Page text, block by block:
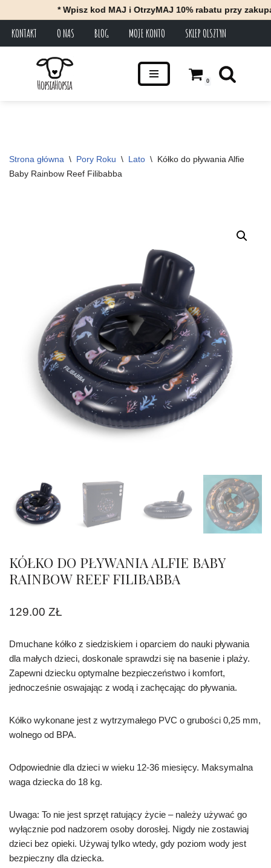
* Wpisz kod MAJ i OtrzyMAJ 10% rabatu przy
KONTAKT O NAS BLOG MOJE KONTO SKLEP OLSZTYN
0
Strona główna \ Pory Roku \ Lato \ Kółko do pływania Alfie
Baby Rainbow Reef Filibabba
KÓŁKO DO PŁYWANIA ALFIE BABY
RAINBOW REEF FILIBABBA
129.00 ZŁ
Dmuchane kółko z siedziskiem i oparciem do nauki pływania
dla małych dzieci, doskonale sprawdzi się na basenie i plaży.
Zapewni dziecku optymalne bezpieczeństwo i komfort,
jednocześnie oswajając z wodą i zachęcając do pływania.
Kółko wykonane jest z wytrzymałego PVC o grubości 0,25 mm,
wolnego od BPA.
Odpowiednie dla dzieci w wieku 12-36 miesięcy. Maksymalna
waga dziecka do 18 kg.
Uwaga: To nie jest sprzęt ratujący życie – należy używać go
wyłącznie pod nadzorem osoby dorosłej. Nigdy nie zostawiaj
dzieci bez opieki. Używaj tylko wtedy, gdy poziom wody jest
bezpieczny dla dziecka.